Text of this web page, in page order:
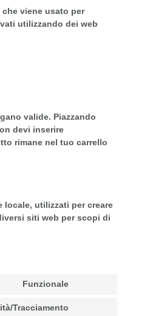
viene usato per
utilizzando dei web
valide. Piazzando
devi inserire
rimane nel tuo carrello
locale, utilizzati per creare
siti web per scopi di
Funzionale
Tracciamento